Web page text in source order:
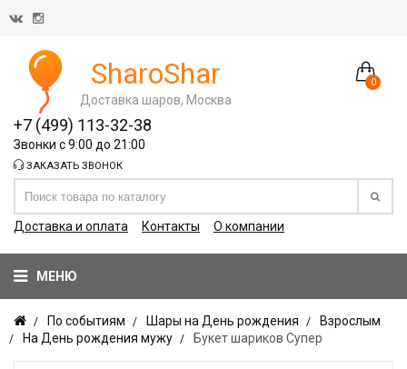
0
SharoShar
Доставка шаров, Москва
+7 (499) 113-32-38
Звонки с 9:00 до 21:00
ЗАКАЗАТЬ ЗВОНОК
Доставка и оплата Контакты О компании
МЕНЮ
По событиям Шары на День рождения
Взрослым
На День рождения мужу
Букет шариков Супер